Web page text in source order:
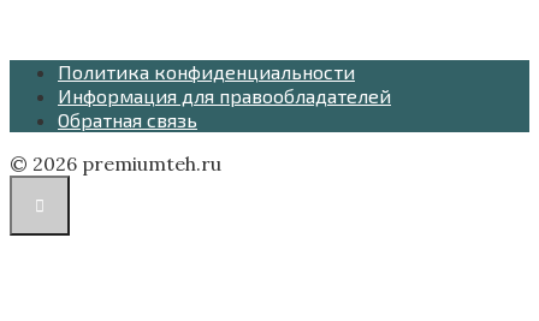
Политика конфиденциальности
Информация для правообладателей
Обратная связь
© 2026 premiumteh.ru